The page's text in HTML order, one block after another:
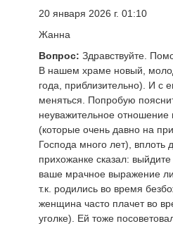
20 января 2026 г. 01:10
Жанна
Вопрос: Здравствуйте.
В нашем храме новый,
года, приблизительно). И с
меняться. Попробую
неуважительное
(которые очень давно на
Господа много лет), вплоть
прихожанке сказал:
ваше мрачное выражение
т.к. родились во время
женщина часто плачет во
уголке). Ей тоже